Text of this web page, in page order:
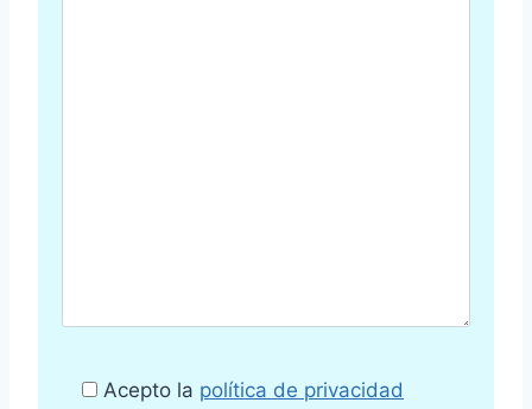
Acepto la política de privacidad